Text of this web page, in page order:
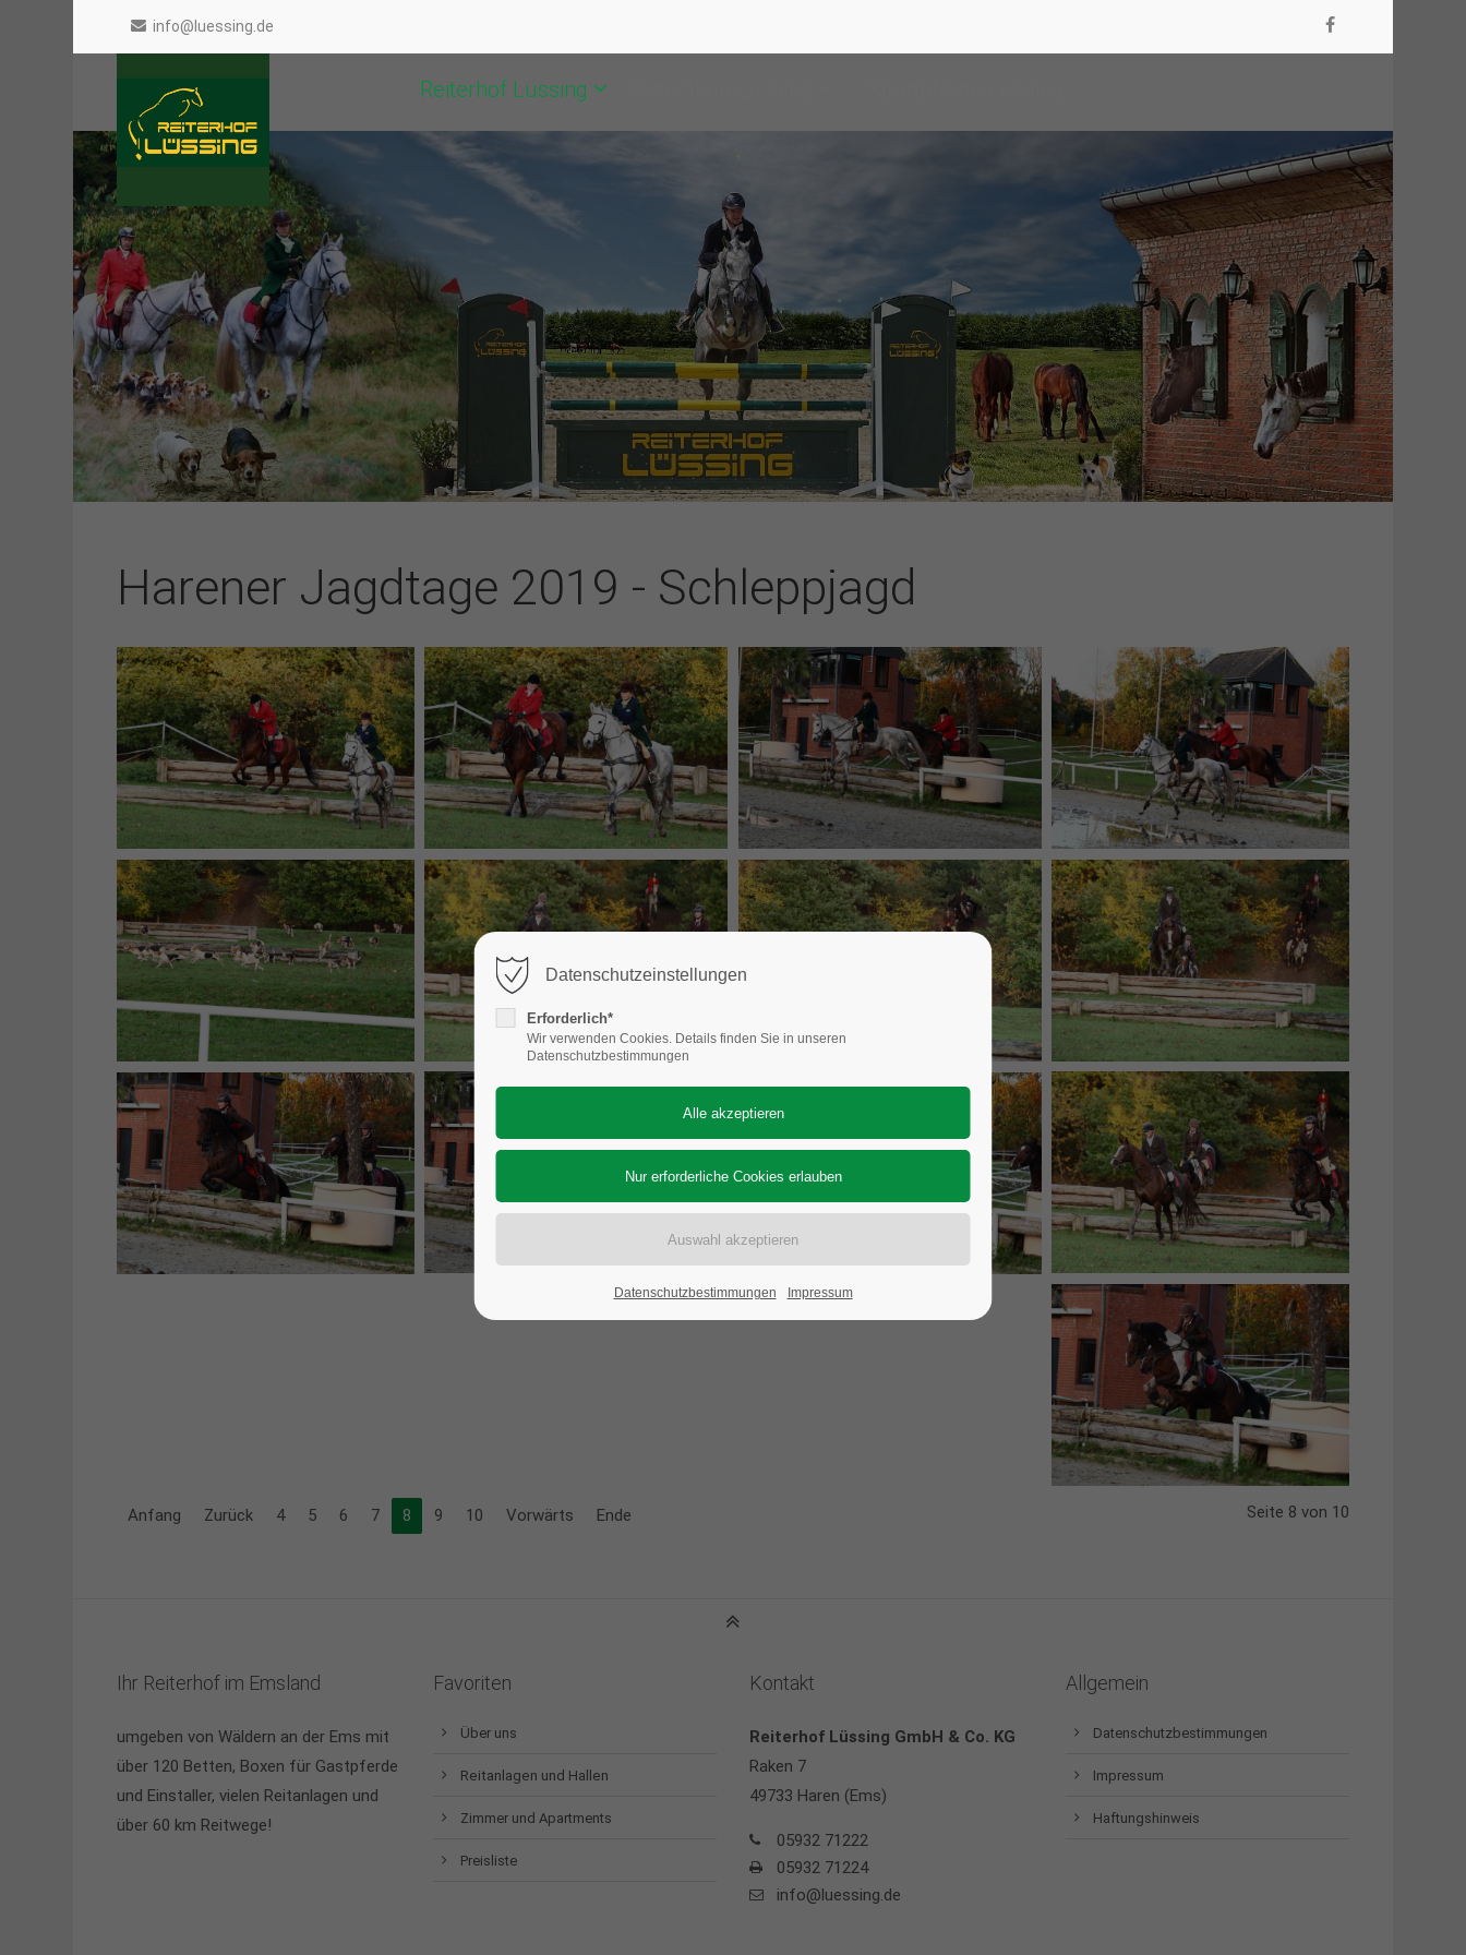
info@luessing.de
Reiterhof Lüssing
Harener Jagdtage 2019 - Schleppjagd
Seite 8 von 10
Anfang Zurück 4 5 6 7 8 9 10 Vorwärts Ende
Ihr Reiterhof im Emsland
umgeben von Wäldern an der Ems mit
über 120 Betten, Boxen für Gastpferde
und Einstaller, vielen Reitanlagen und
über 60 km Reitwege!
Favoriten
Über uns
Reitanlagen und Hallen
Zimmer und Apartments
Preisliste
Kontakt
Reiterhof Lüssing GmbH & Co. KG
Raken 7
49733 Haren (Ems)
05932 71222
05932 71224
info@luessing.de
Allgemein
Datenschutzbestimmungen
Impressum
Haftungshinweis
Datenschutzeinstellungen
Erforderlich*
Wir verwenden Cookies. Details finden Sie in unseren
Datenschutzbestimmungen
Datenschutzbestimmungen Impressum